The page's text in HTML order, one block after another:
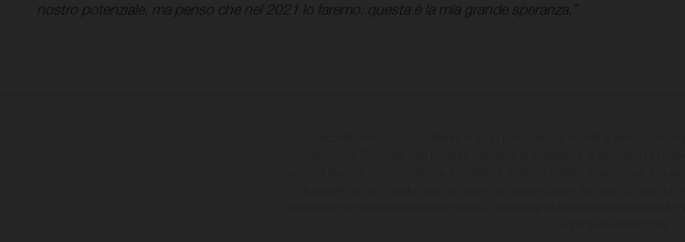
nostro potenziale, ma penso che nel 2021 lo faremo: questa è la mia grande speranza.”